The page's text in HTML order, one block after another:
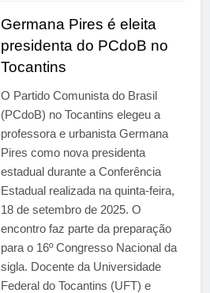
Germana Pires é eleita
presidenta do PCdoB no
Tocantins
O Partido Comunista do Brasil
(PCdoB) no Tocantins elegeu a
professora e urbanista Germana
Pires como nova presidenta
estadual durante a Conferência
Estadual realizada na quinta-feira,
18 de setembro de 2025. O
encontro faz parte da preparação
para o 16º Congresso Nacional da
sigla. Docente da Universidade
Federal do Tocantins (UFT) e